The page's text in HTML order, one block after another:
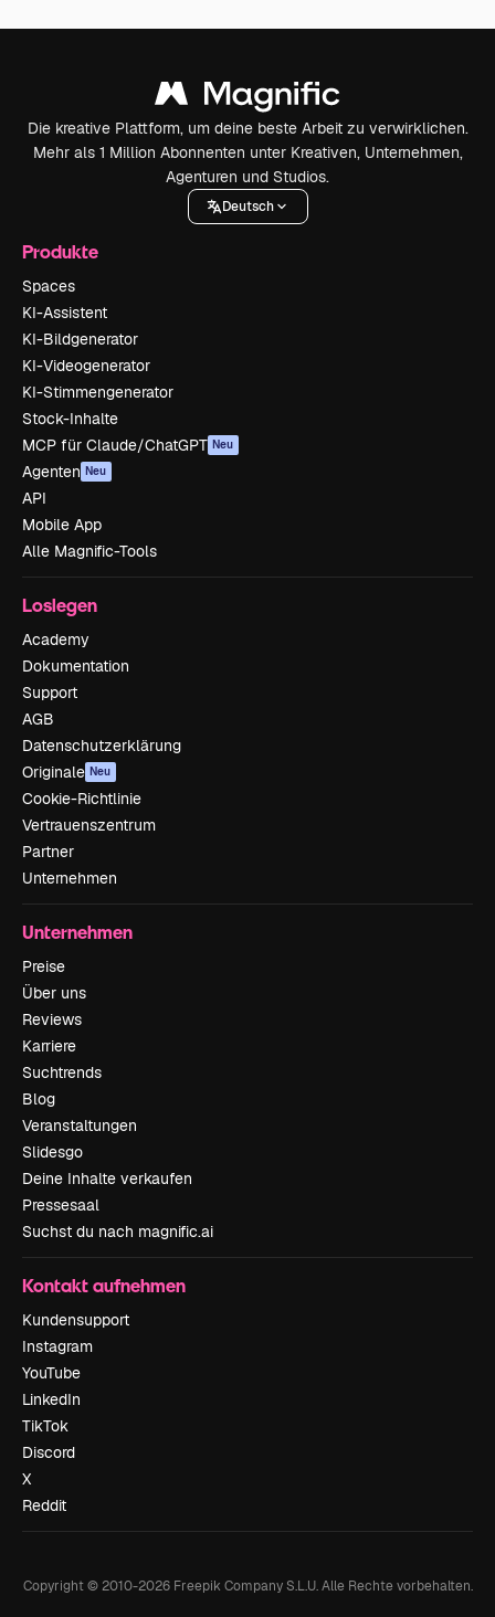
Die kreative Plattform, um deine beste Arbeit zu verwirklichen.
Mehr als 1 Million Abonnenten unter Kreativen, Unternehmen,
Agenturen und Studios.
Deutsch
Produkte
Spaces
KI-Assistent
KI-Bildgenerator
KI-Videogenerator
KI-Stimmengenerator
Stock-Inhalte
MCP für Claude/ChatGPT Neu
Agenten Neu
API
Mobile App
Alle Magnific-Tools
Loslegen
Academy
Dokumentation
Support
AGB
Datenschutzerklärung
Originale Neu
Cookie-Richtlinie
Vertrauenszentrum
Partner
Unternehmen
Unternehmen
Preise
Über uns
Reviews
Karriere
Suchtrends
Blog
Veranstaltungen
Slidesgo
Deine Inhalte verkaufen
Pressesaal
Suchst du nach magnific.ai
Kontakt aufnehmen
Kundensupport
Instagram
YouTube
LinkedIn
TikTok
Discord
X
Reddit
Copyright © 2010-2026Freepik Company S.L.U. Alle Rechte vorbehalten.